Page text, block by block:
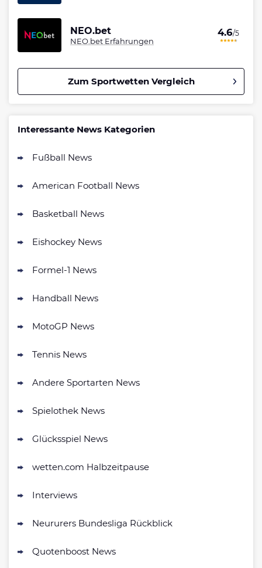
NEO.bet
NEO.bet Erfahrungen
4.6/5
Zum Sportwetten Vergleich
100% bis zu 80€
Interwetten Bonus
AGB gelten
Bwin Bonus
500 % QUOTENBOOST + 100€
200% bis zu 50€
Interessante News Kategorien
Fußball News
American Football News
Basketball News
Eishockey News
Formel-1 News
Handball News
MotoGP News
Tennis News
Andere Sportarten News
Spielothek News
Glücksspiel News
wetten.com Halbzeitpause
Interviews
Neururers Bundesliga Rückblick
Quotenboost News